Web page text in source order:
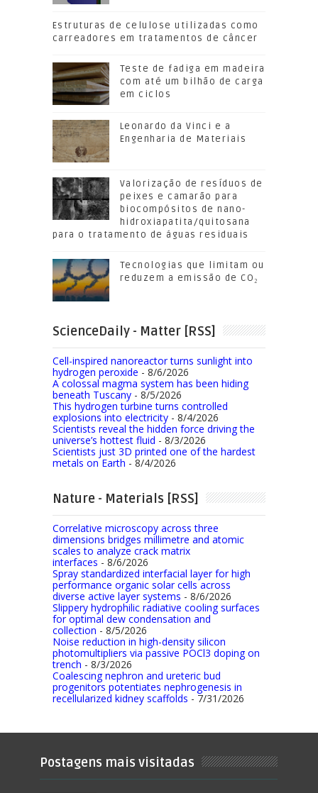
Estruturas de celulose utilizadas como
carreadores em tratamentos de câncer
Teste de fadiga em madeira
com até um bilhão de carga
em ciclos
Leonardo da Vinci e a
Engenharia de Materiais
Valorização de resíduos de
peixes e camarão para
biocompósitos de nano-
hidroxiapatita/quitosana
para o tratamento de águas residuais
Tecnologias que limitam ou
reduzem a emissão de CO₂
ScienceDaily - Matter [RSS]
Cell-inspired nanoreactor turns sunlight into
hydrogen peroxide - 8/6/2026
A colossal magma system has been hiding
beneath Tuscany- 8/5/2026
This hydrogen turbine turns controlled
explosions into electricity- 8/4/2026
Scientists reveal the hidden force driving the
universe’s hottest fluid - 8/3/2026
Scientists just 3D printed one of the hardest
metals on Earth - 8/4/2026
Nature - Materials [RSS]
Correlative microscopy across three
dimensions bridges millimetre and atomic
scales to analyze crack matrix
interfaces - 8/6/2026
Spray standardized interfacial layer for high
performance organic solar cells across
diverse active layer systems - 8/6/2026
Slippery hydrophilic radiative cooling surfaces
for optimal dew condensation and
collection - 8/5/2026
Noise reduction in high-density silicon
photomultipliers via passive POCl3 doping on
trench - 8/3/2026
Coalescing nephron and ureteric bud
progenitors potentiates nephrogenesis in
recellularized kidney scaffolds - 7/31/2026
Postagens mais visitadas